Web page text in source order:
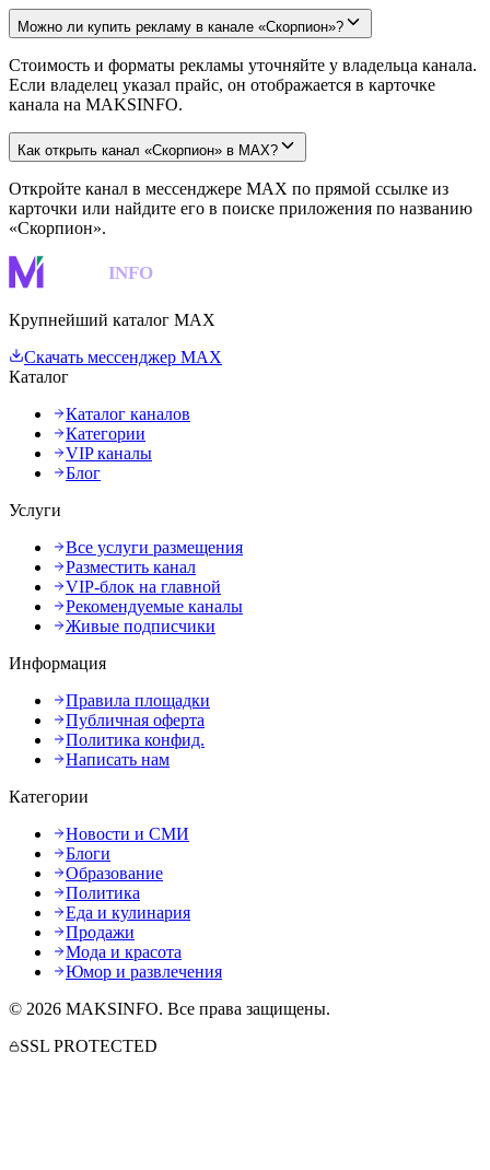
Можно ли купить рекламу в канале «Скорпион»?
Стоимость и форматы рекламы уточняйте у владельца канала.
Если владелец указал прайс, он отображается в карточке
канала на MAKSINFO.
Как открыть канал «Скорпион» в MAX?
Откройте канал в мессенджере MAX по прямой ссылке из
карточки или найдите его в поиске приложения по названию
«Скорпион».
INFO
Крупнейший каталог MAX
Скачать мессенджер MAX
Каталог
Каталог каналов
Категории
VIP каналы
Блог
Услуги
Все услуги размещения
Разместить канал
VIP-блок на главной
Рекомендуемые каналы
Живые подписчики
Информация
Правила площадки
Публичная оферта
Политика конфид.
Написать нам
Категории
Новости и СМИ
Блоги
Образование
Политика
Еда и кулинария
Продажи
Мода и красота
Юмор и развлечения
© 2026 MAKSINFO. Все права защищены.
SSL PROTECTED